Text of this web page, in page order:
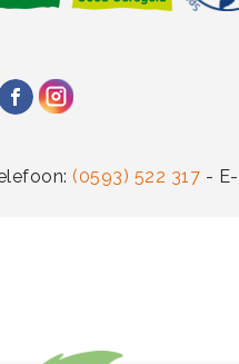
(0593) 522 317 -